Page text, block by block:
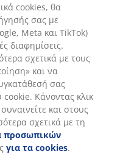
open
cookies, θα
σας με
Meta και TikTok)
διαφημίσεις.
σχετικά με τους
και να
σας
cookie. Κάνοντας κλικ
και στους
σχετικά με τη
προσωπικών
για τα cookies.